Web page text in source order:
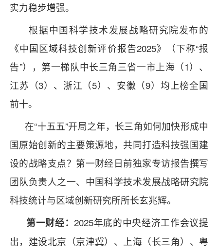
实力稳步增强。
根据中国科学技术发展战略研究院发布的
《中国区域科技创新评价报告2025》（下称“报
告”），第一梯队中长三角三省一市上海（1）、
江苏（3）、浙江（5）、安徽（9）均上榜全国
前十。
在“十五五”开局之年，长三角如何加快形成中
国原始创新的主要策源地，共同打造科技强国建
设的战略支点？第一财经日前独家专访报告撰写
团队负责人之一、中国科学技术发展战略研究院
科技统计与区域创新研究所所长玄兆辉。
第一财经：2025年底的中央经济工作会议提
出，建设北京（京津冀）、上海（长三角）、粤